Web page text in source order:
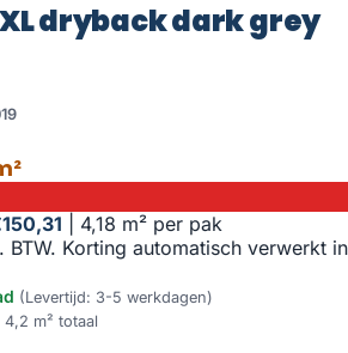
dryback dark grey
4,18 m² per pak
BTW. Korting automatisch verwerkt in
(Levertijd: 3-5 werkdagen)
4,2 m² totaal